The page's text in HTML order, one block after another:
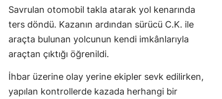
Savrulan otomobil takla atarak yol kenarında
ters döndü. Kazanın ardından sürücü C.K. ile
araçta bulunan yolcunun kendi imkânlarıyla
araçtan çıktığı öğrenildi.
İhbar üzerine olay yerine ekipler sevk edilirken,
yapılan kontrollerde kazada herhangi bir